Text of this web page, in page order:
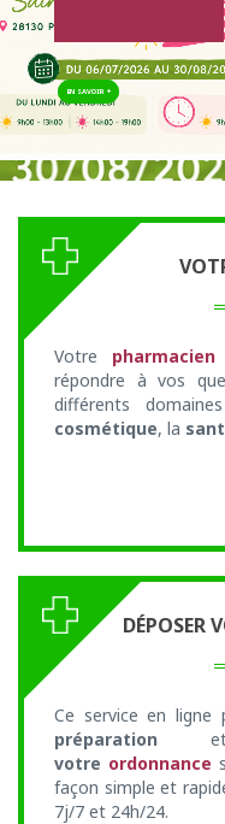
EN SAVOIR +
Votre pharmacien
répondre à vos
différents
cosmétique, la
DÉPOSER
Ce service en ligne
préparation
votre ordonnance
façon simple et
7j/7 et 24h/24.